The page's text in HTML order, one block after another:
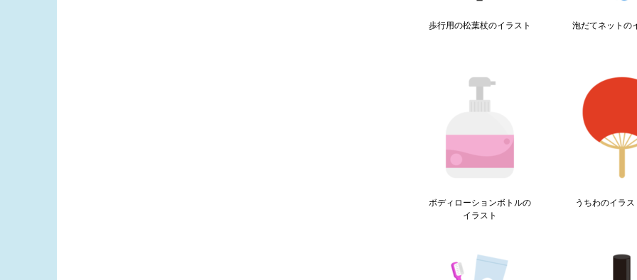
歩行用の松葉杖のイラスト 泡だてネットの
ボディローションボトルの
イラスト
うちわのイラス